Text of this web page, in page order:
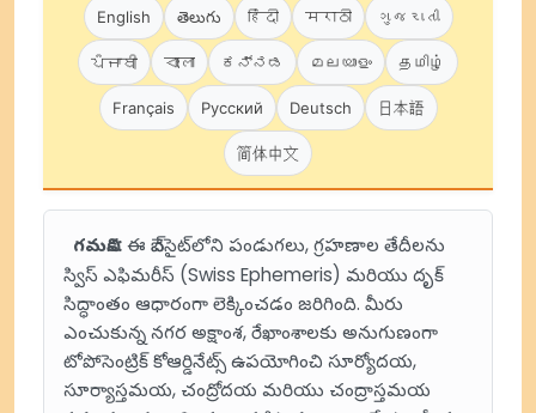
English తెలుగు हिंदी मराठी ગુજરાતી
ਪੰਜਾਬੀ বাংলা ಕನ್ನಡ മലയാളം தமிழ்
Français Русский Deutsch 日本語
简体中文
గమనిక:ఈ వెబ్‌సైట్‌లోని పండుగలు, గ్రహణాల తేదీలను
స్విస్ ఎఫిమరీస్ (Swiss Ephemeris) మరియు దృక్
సిద్ధాంతం ఆధారంగా లెక్కించడం జరిగింది. మీరు
ఎంచుకున్న నగర అక్షాంశ, రేఖాంశాలకు అనుగుణంగా
టోపోసెంట్రిక్ కోఆర్డినేట్స్ ఉపయోగించి సూర్యోదయ,
సూర్యాస్తమయ, చంద్రోదయ మరియు చంద్రాస్తమయ